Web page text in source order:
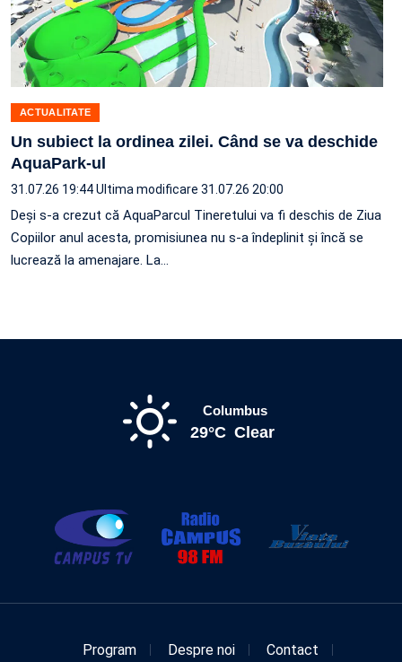
ACTUALITATE
Un subiect la ordinea zilei. Când se va deschide
AquaPark-ul
31.07.26 19:44Ultima modificare 31.07.26 20:00
Deși s-a crezut că AquaParcul Tineretului va fi deschis de Ziua
Copiilor anul acesta, promisiunea nu s-a îndeplinit și încă se
lucrează la amenajare. La…
Columbus
29°C Clear
Program Despre noi
Contact